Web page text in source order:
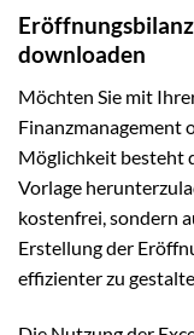
downloaden
Möchten Sie mit
Finanzmanagement
Möglichkeit besteht
Vorlage
kostenfrei, sondern
Erstellung der
effizienter zu